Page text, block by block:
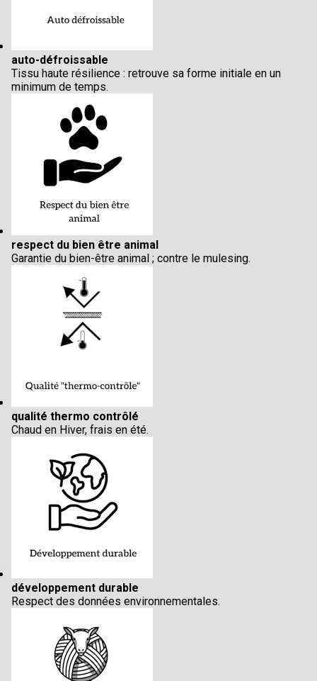
auto-défroissable
Tissu haute résilience : retrouve sa forme initiale en un
minimum de temps.
respect du bien être animal
Garantie du bien-être animal ; contre le mulesing.
qualité thermo contrôlé
Chaud en Hiver, frais en été.
développement durable
Respect des données environnementales.